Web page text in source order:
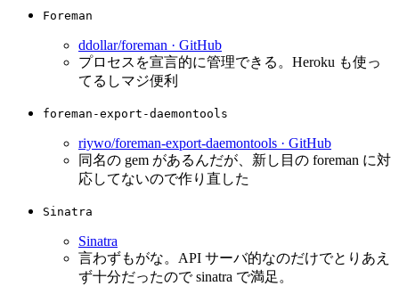
Foreman
ddollar/foreman · GitHub
プロセスを宣言的に管理できる。Heroku も使っ
てるしマジ便利
foreman-export-daemontools
riywo/foreman-export-daemontools · GitHub
同名の gem があるんだが、新し目の foreman に対
応してないので作り直した
Sinatra
Sinatra
言わずもがな。API サーバ的なのだけでとりあえ
ず十分だったので sinatra で満足。